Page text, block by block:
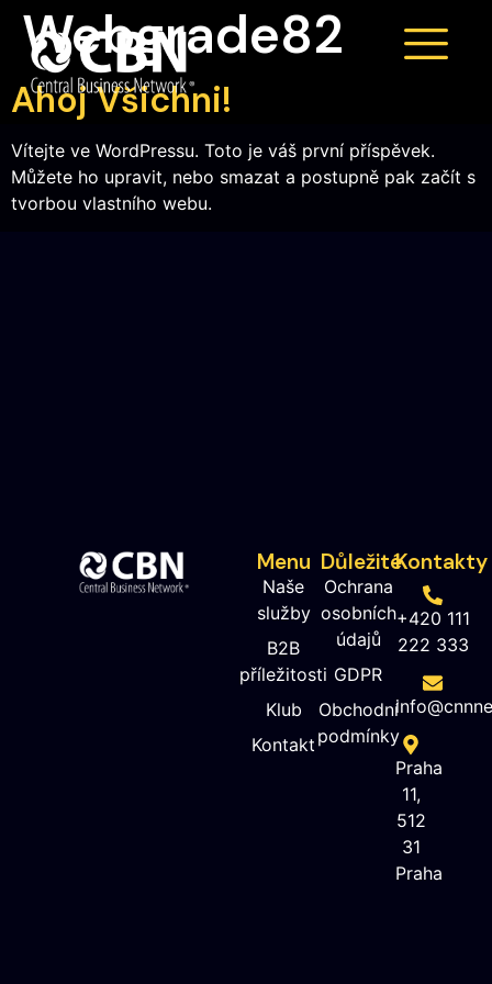
Webgrade82
Ahoj Všichni!
Vítejte ve WordPressu. Toto je váš první příspěvek.
Můžete ho upravit, nebo smazat a postupně pak začít s
tvorbou vlastního webu.
Menu
Naše
služby
B2B
příležitosti
Klub
Kontakt
Důležité
Ochrana
osobních
údajů
GDPR
Obchodní
podmínky
Kontakty
+420 111
222 333
Praha
11,
512
31
Praha